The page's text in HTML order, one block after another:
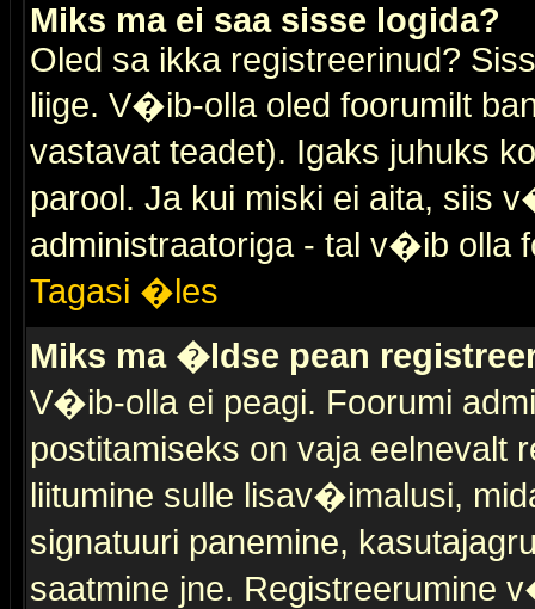
Miks ma ei saa sisse logida?
Oled sa ikka registreerinud?
liige. V�ib-olla oled foorumilt
vastavat teadet). Igaks juhuks
parool. Ja kui miski ei aita, siis
administraatoriga - tal v�ib olla
Tagasi �les
Miks ma �ldse pean
V�ib-olla ei peagi. Foorumi
postitamiseks on vaja eelnevalt
liitumine sulle lisav�imalusi,
signatuuri panemine,
saatmine jne. Registreerumine